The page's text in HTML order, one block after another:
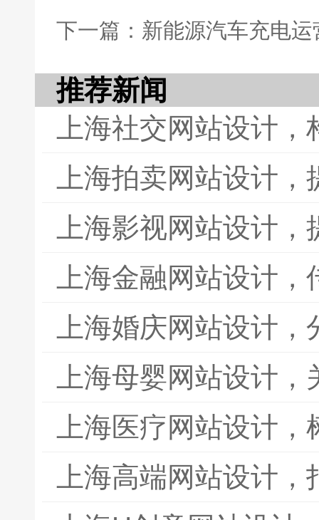
下一篇：新能源汽车充电
推荐新闻
上海社交网站设计
上海拍卖网站设计
上海影视网站设计
上海金融网站设计
上海婚庆网站设计
上海母婴网站设计
上海医疗网站设计
上海高端网站设计